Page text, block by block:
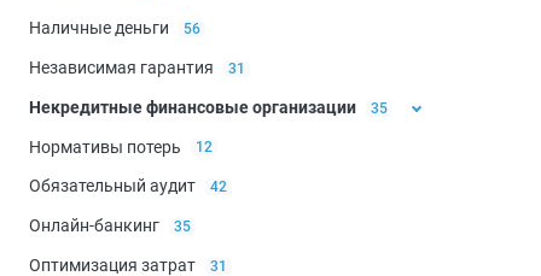
Наличные деньги 56
Независимая гарантия 31
Некредитные финансовые организации 35
Микрофинансовые организации
Нормативы потерь 12
Обязательный аудит 42
Онлайн-банкинг 35
Оптимизация затрат 31